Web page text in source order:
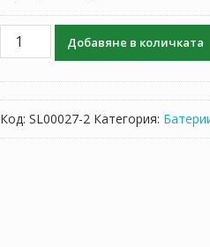
количество
Sony
Добавяне в количката
Код: SL00027-2 Категория: